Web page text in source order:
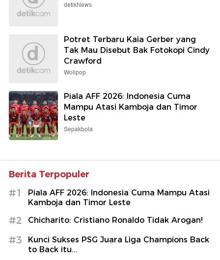
detikNews
Potret Terbaru Kaia Gerber yang
Tak Mau Disebut Bak Fotokopi Cindy
Crawford
Wolipop
Piala AFF 2026: Indonesia Cuma
Mampu Atasi Kamboja dan Timor
Leste
Sepakbola
Berita Terpopuler
#1
Piala AFF 2026: Indonesia Cuma Mampu Atasi
Kamboja dan Timor Leste
#2 Chicharito: Cristiano Ronaldo Tidak Arogan!
#3
Kunci Sukses PSG Juara Liga Champions Back
to Back itu...